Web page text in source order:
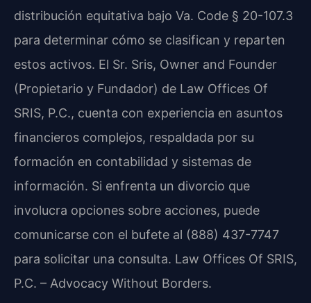
distribución equitativa bajo Va. Code § 20-107.3
para determinar cómo se clasifican y reparten
estos activos. El Sr. Sris, Owner and Founder
(Propietario y Fundador) de Law Offices Of
SRIS, P.C., cuenta con experiencia en asuntos
financieros complejos, respaldada por su
formación en contabilidad y sistemas de
información. Si enfrenta un divorcio que
involucra opciones sobre acciones, puede
comunicarse con el bufete al (888) 437-7747
para solicitar una consulta. Law Offices Of SRIS,
P.C. – Advocacy Without Borders.